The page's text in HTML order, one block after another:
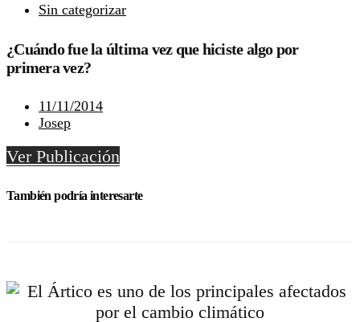
Sin categorizar
¿Cuándo fue la última vez que hiciste algo por
primera vez?
11/11/2014
Josep
Ver Publicación
También podría interesarte